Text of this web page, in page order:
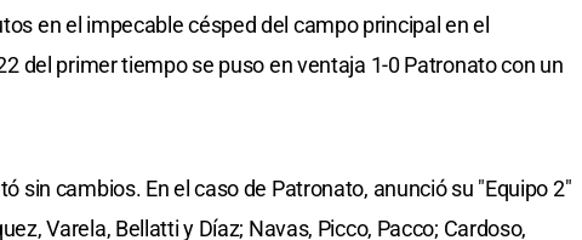
en el impecable césped del campo principal en el
del primer tiempo se puso en ventaja 1-0 Patronato con un
sin cambios. En el caso de Patronato, anunció su "Equipo 2"
Varela, Bellatti y Díaz; Navas, Picco, Pacco; Cardoso,